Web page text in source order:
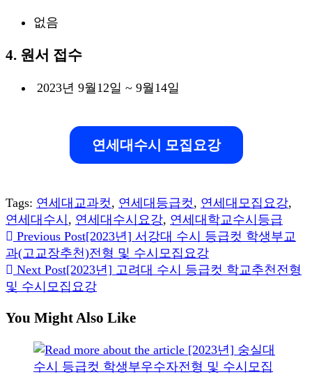
없음
4. 원서 접수
2023년 9월12일 ~ 9월14일
연세대수시 모집요강
Tags: 연세대교과컷, 연세대등급컷, 연세대모집요강,
연세대수시 , 연세대수시요강, 연세대학교수시등급
Read
more
articles
Previous Post[2023년] 서강대 수시 등급컷 학생부교
과(고교장추천)전형 및 수시모집요강
Next Post[2023년] 고려대 수시 등급컷 학교추천전형
및 수시모집요강
You Might Also Like